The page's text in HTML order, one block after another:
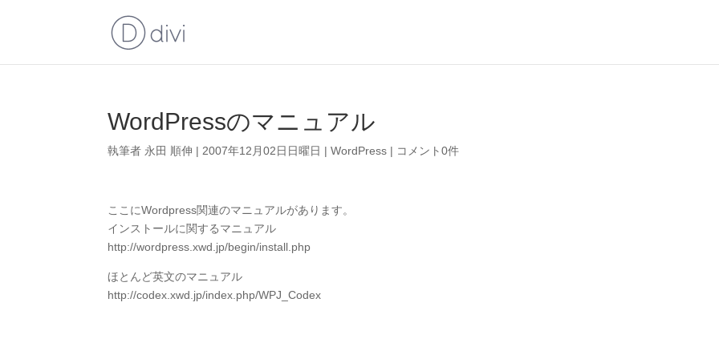
WordPressのマニュアル
執筆者 永田 順伸 | 2007年12月02日日曜日 |WordPress | コメント0件
ここにWordpress関連のマニュアルがあります。
インストールに関するマニュアル
http://wordpress.xwd.jp/begin/install.php
ほとんど英文のマニュアル
http://codex.xwd.jp/index.php/WPJ_Codex